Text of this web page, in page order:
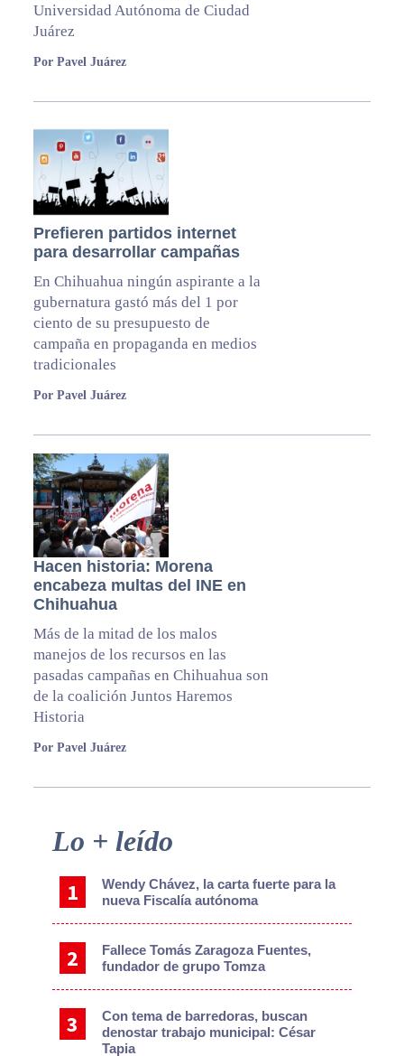
Universidad Autónoma de Ciudad
Juárez
Por Pavel Juárez
Prefieren partidos internet
para desarrollar campañas
En Chihuahua ningún aspirante a la
gubernatura gastó más del 1 por
ciento de su presupuesto de
campaña en propaganda en medios
tradicionales
Por Pavel Juárez
Hacen historia: Morena
encabeza multas del INE en
Chihuahua
Más de la mitad de los malos
manejos de los recursos en las
pasadas campañas en Chihuahua son
de la coalición Juntos Haremos
Historia
Por Pavel Juárez
Primary
Sidebar
Lo + leído
Wendy Chávez, la carta fuerte para la
nueva Fiscalía autónoma
Fallece Tomás Zaragoza Fuentes,
fundador de grupo Tomza
Con tema de barredoras, buscan
denostar trabajo municipal: César
Tapia